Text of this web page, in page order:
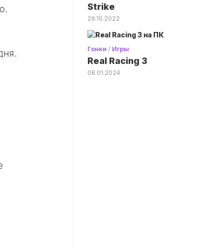
Strike
26.10.2022
Гонки / Игры
Real Racing 3
08.01.2024